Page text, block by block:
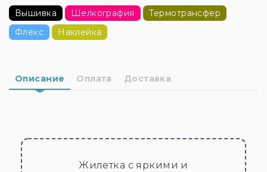
Вышивка Шелкография
Термотрансфер
Флекс
Наклейка
Описание Оплата Доставка
Жилетка с яркими и